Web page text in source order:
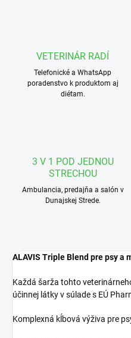
VETERINÁR RADÍ
Telefonické a WhatsApp
poradenstvo k produktom aj
diétam.
3 V 1 POD JEDNOU
STRECHOU
Ambulancia, predajňa a salón v
Dunajskej Strede.
ALAVIS Triple Blend pre psy a
Každá šarža tohto
účinnej látky v súlade s EÚ
Komplexná kĺbová výživa pre